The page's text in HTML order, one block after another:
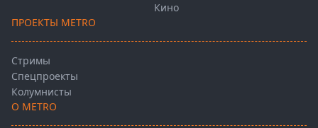
Кино
ПРОЕКТЫ METRO
Стримы
Спецпроекты
Колумнисты
О METRO